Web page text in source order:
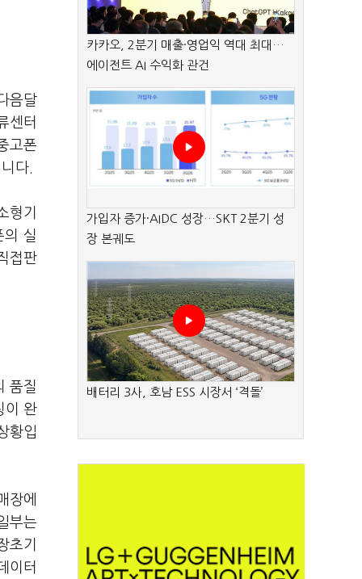
음달
센터
고폰
다.
형기
의 실
접판
품질
이 완
황입
장에
부는
초기
이터
카카오, 2분기 매출·영업익 역대 최대…
에이전트 AI 수익화 관건
가입자 증가·AIDC 성장…SKT 2분기 성
장 본궤도
배터리 3사, 호남 ESS 시장서 ‘격돌’